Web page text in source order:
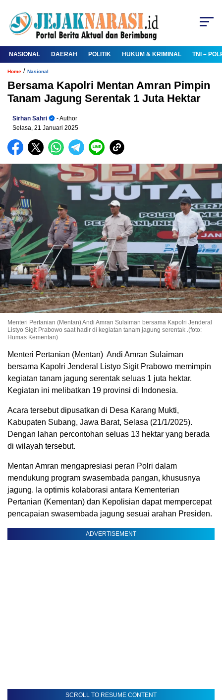
NASIONAL DAERAH POLITIK HUKUM & KRIMINAL TNI –
Home / Nasional
Bersama Kapolri Mentan Amran Pimpin
Tanam Jagung Serentak 1 Juta Hektar
Sirhan Sahri
- Author
Selasa, 21 Januari 2025
Menteri Pertanian (Mentan) Andi Amran Sulaiman bersama Kapolri Jenderal
Listyo Sigit Prabowo saat hadir di kegiatan tanam jagung serentak .(foto:
Humas Kementan)
Menteri Pertanian (Mentan) Andi Amran Sulaiman
bersama Kapolri Jenderal Listyo Sigit Prabowo memimpin
kegiatan tanam jagung serentak seluas 1 juta hektar.
Kegiatan ini melibatkan 19 provinsi di Indonesia.
Acara tersebut dipusatkan di Desa Karang Mukti,
Kabupaten Subang, Jawa Barat, Selasa (21/1/2025).
Dengan lahan percontohan seluas 13 hektar yang berada
di wilayah tersebut.
Mentan Amran mengapresiasi peran Polri dalam
mendukung program swasembada pangan, khususnya
jagung. Ia optimis kolaborasi antara Kementerian
Pertanian (Kementan) dan Kepolisian dapat mempercepat
pencapaian swasembada jagung sesuai arahan Presiden.
ADVERTISEMENT
SCROLL TO RESUME CONTENT